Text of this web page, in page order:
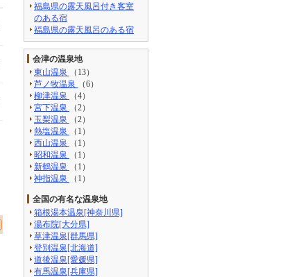
福島県の露天風呂付き客室
のある宿
福島県の露天風呂のある宿
会津の温泉地
東山温泉
（13）
芦ノ牧温泉
（6）
柳津温泉
（4）
宮下温泉
（2）
玉梨温泉
（2）
熱塩温泉
（1）
西山温泉
（1）
昭和温泉
（1）
新鶴温泉
（1）
神指温泉
（1）
全国の有名な温泉地
箱根湯本温泉[神奈川県]
湯布院[大分県]
草津温泉[群馬県]
登別温泉[北海道]
道後温泉[愛媛県]
有馬温泉[兵庫県]